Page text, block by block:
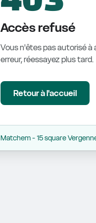
Accès refusé
Vous n'êtes pas autorisé à
erreur, réessayez plus tard.
Retour à l'accueil
Matchem - 15 square